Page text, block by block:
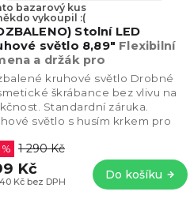
Stolní LED
světlo 8,89" Flexibilní
a držák pro
bazarový kus
vykoupil :(
Kč bez DPH
% 1 290 Kč
Kč Do košíku
kruhové světlo Drobné
škrábance bez vlivu na
Standardní záruka.
světlo s husím krkem pro
USB...